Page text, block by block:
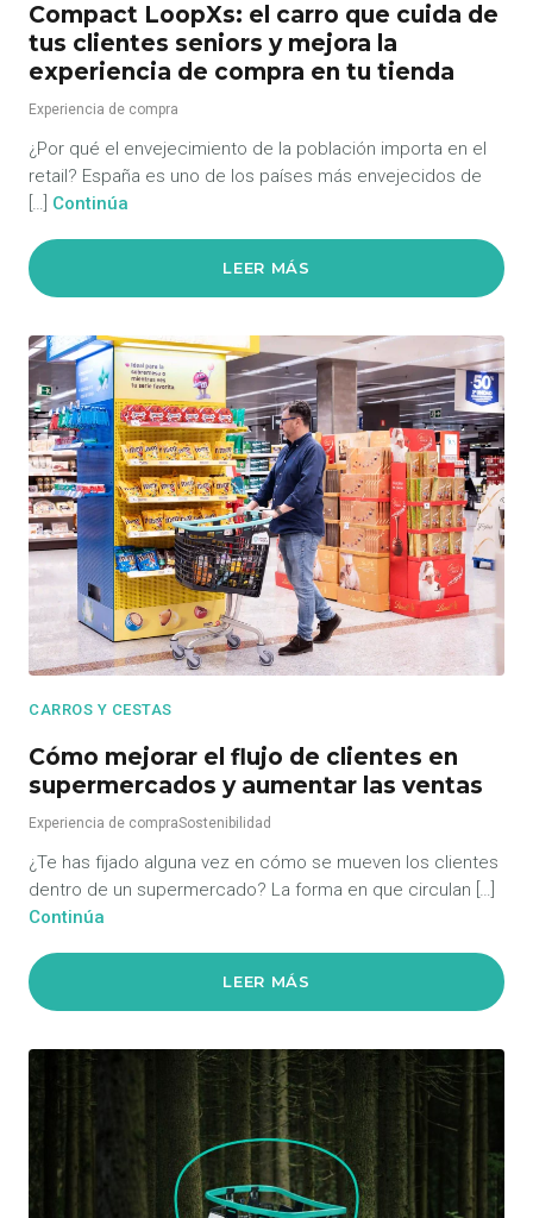
Compact LoopXs: el carro que cuida de
tus clientes seniors y mejora la
experiencia de compra en tu tienda
Experiencia de compra
¿Por qué el envejecimiento de la población importa en el
retail? España es uno de los países más envejecidos de
[…] Continúa
LEER MÁS
CARROS Y CESTAS
Cómo mejorar el flujo de clientes en
supermercados y aumentar las ventas
Experiencia de compraSostenibilidad
¿Te has fijado alguna vez en cómo se mueven los clientes
dentro de un supermercado? La forma en que circulan […]
Continúa
LEER MÁS